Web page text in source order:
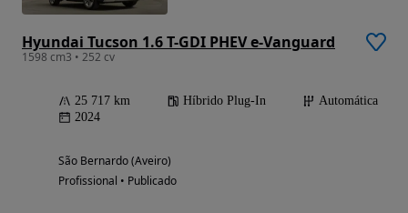
Hyundai Tucson 1.6 T-GDI PHEV e-Vanguard
1598 cm3 • 252 cv
25 717 km Híbrido Plug-In
Automática
2024
São Bernardo (Aveiro)
Profissional • Publicado